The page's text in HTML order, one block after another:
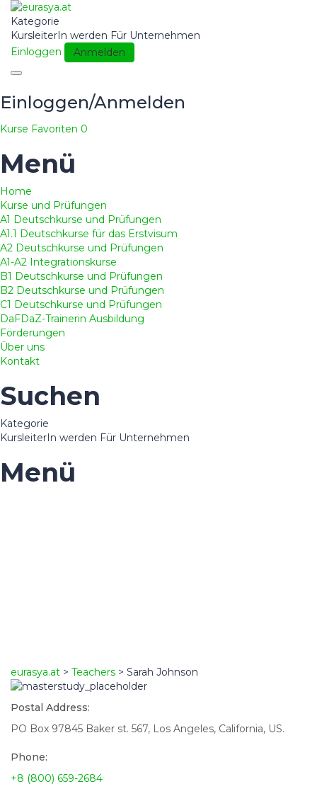
Kategorie
KursleiterIn werden Für Unternehmen
Einloggen
Anmelden
Toggle
navigation
Einloggen/Anmelden
Kurse Favoriten 0
Menü
Home
Kurse und Prüfungen
A1 Deutschkurse und Prüfungen
A1.1 Deutschkurse für das Erstvisum
A2 Deutschkurse und Prüfungen
A1-A2 Integrationskurse
B1 Deutschkurse und Prüfungen
B2 Deutschkurse und Prüfungen
C1 Deutschkurse und Prüfungen
DaFDaZ-Trainerin Ausbildung
Förderungen
Über uns
Kontakt
Suchen
Kategorie
KursleiterIn werden Für Unternehmen
Menü
eurasya.at > Teachers > Sarah Johnson
Postal Address:
PO Box 97845 Baker st. 567, Los Angeles, California, US.
Phone:
+8 (800) 659-2684